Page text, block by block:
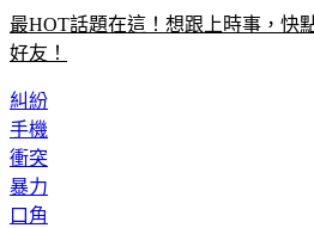
最HOT話題在這！想跟上時事，快
好友！
糾紛
手機
衝突
暴力
口角